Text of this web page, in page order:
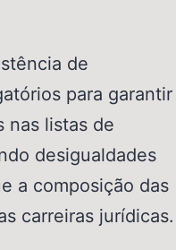
de
para garantir
nas listas de
desigualdades
a composição das
carreiras jurídicas.